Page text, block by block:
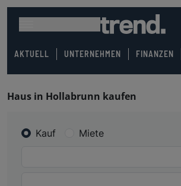
AKTUELL UNTERNEHMEN FINANZEN
Haus in Hollabrunn kaufen
Kauf Miete